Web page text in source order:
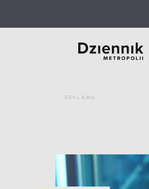
REKLAMA